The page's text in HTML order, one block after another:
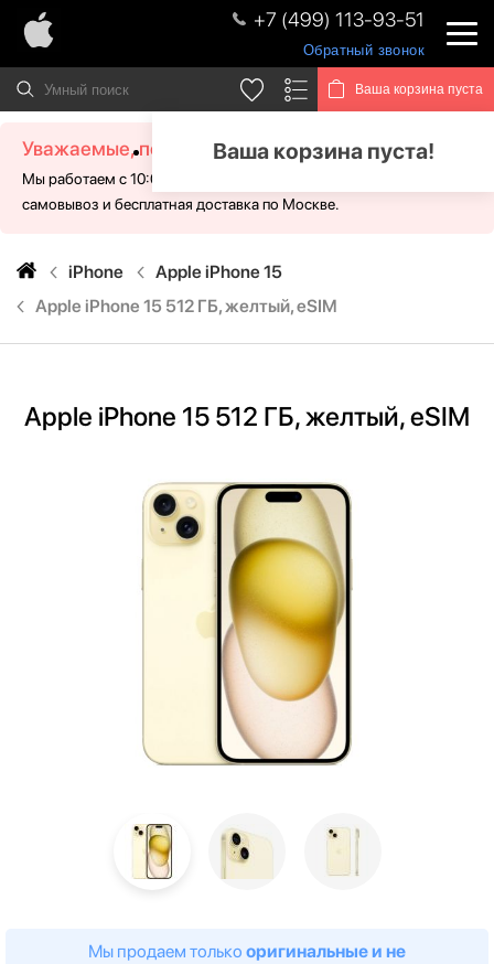
+7 (499) 113-93-51
Обратный звонок
Ваша корзина пуста
Ваша корзина пуста!
Уважаемые, посетители!
Мы работаем с 10:00 - 21:00 без выходных. Для Вас доступен
самовывоз и бесплатная доставка по Москве.
iPhone
Apple iPhone 15
Apple iPhone 15 512 ГБ, желтый, eSIM
Apple iPhone 15 512 ГБ, желтый, eSIM
Мы продаем только оригинальные и не